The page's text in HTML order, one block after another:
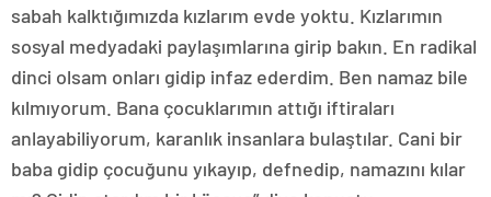
sabah kalktığımızda kızlarım evde yoktu. Kızlarımın
sosyal medyadaki paylaşımlarına girip bakın. En radikal
dinci olsam onları gidip infaz ederdim. Ben namaz bile
kılmıyorum. Bana çocuklarımın attığı iftiraları
anlayabiliyorum, karanlık insanlara bulaştılar. Cani bir
baba gidip çocuğunu yıkayıp, defnedip, namazını kılar